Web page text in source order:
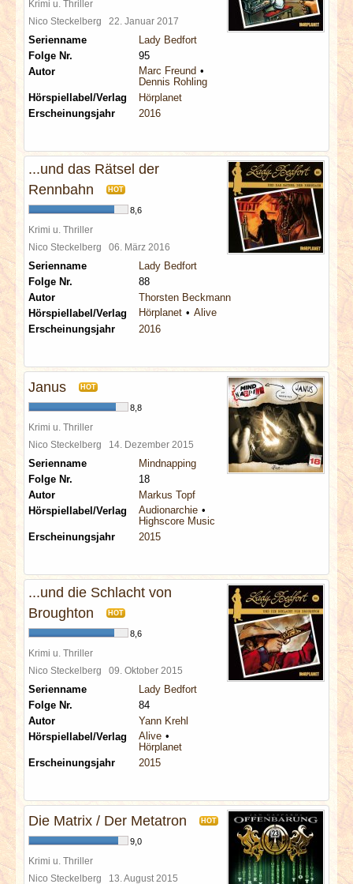
Krimi u. Thriller
Nico Steckelberg 22. Januar 2017
Serienname
Lady Bedfort
Folge Nr.
95
Autor
Marc Freund
Dennis Rohling
Hörspiellabel/Verlag
Hörplanet
Erscheinungsjahr
2016
...und das Rätsel der
Rennbahn
HOT
8,6
Krimi u. Thriller
Nico Steckelberg 06. März 2016
Serienname
Lady Bedfort
Folge Nr.
88
Autor
Thorsten Beckmann
Hörspiellabel/Verlag
Hörplanet
Alive
Erscheinungsjahr
2016
Janus HOT
8,8
Krimi u. Thriller
Nico Steckelberg 14. Dezember 2015
Serienname
Mindnapping
Folge Nr.
18
Autor
Markus Topf
Hörspiellabel/Verlag
Audionarchie
Highscore Music
Erscheinungsjahr
2015
...und die Schlacht von
Broughton
HOT
8,6
Krimi u. Thriller
Nico Steckelberg 09. Oktober 2015
Serienname
Lady Bedfort
Folge Nr.
84
Autor
Yann Krehl
Hörspiellabel/Verlag
Alive
Hörplanet
Erscheinungsjahr
2015
Die Matrix / Der Metatron HOT
9,0
Krimi u. Thriller
Nico Steckelberg 13. August 2015